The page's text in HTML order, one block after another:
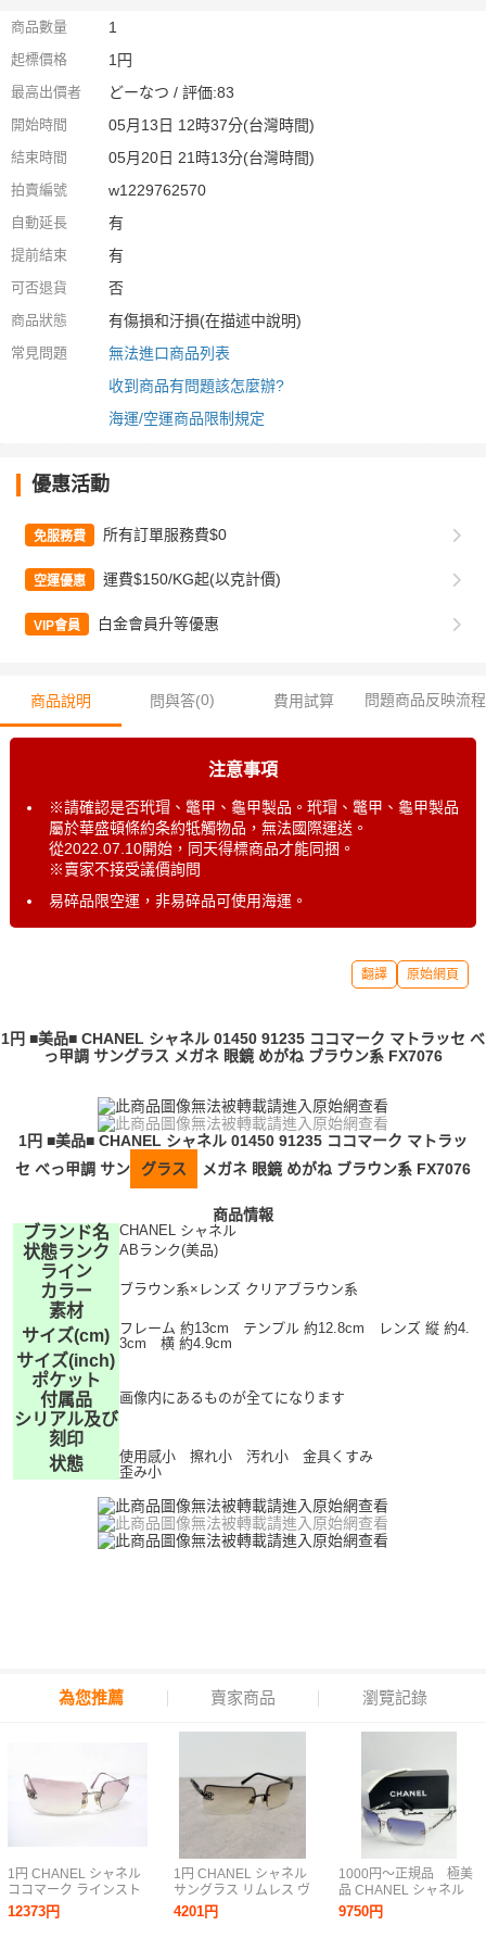
商品數量 1
起標價格 1円
最高出價者 どーなつ / 評価:83
開始時間 05月13日 12時37分(台灣時間)
結束時間 05月20日 21時13分(台灣時間)
拍賣編號 w1229762570
自動延長 有
提前結束 有
可否退貨 否
商品狀態 有傷損和汙損(在描述中說明)
常見問題
無法進口商品列表
收到商品有問題該怎麼辦?
海運/空運商品限制規定
優惠活動
免服務費 所有訂單服務費$0
空運優惠 運費$150/KG起(以克計價)
VIP會員 白金會員升等優惠
商品說明 問與答(0) 費用試算 問題商品反映流程
注意事項
※請確認是否玳瑁、鼈甲、龜甲製品。玳瑁、鼈甲、龜甲製品
屬於華盛頓條約条約牴觸物品，無法國際運送。
從2022.07.10開始，同天得標商品才能同捆。
※賣家不接受議價詢問
易碎品限空運，非易碎品可使用海運。
翻譯 原始網頁
1円 ■美品■ CHANEL シャネル 01450 91235 ココマーク マトラッセ べ
っ甲調 サングラス メガネ 眼鏡 めがね ブラウン系 FX7076
1円 ■美品■ CHANEL シャネル 01450 91235 ココマーク マトラッ
セ べっ甲調 サン
グラス メガネ 眼鏡 めがね ブラウン系 FX7076
商品情報
ブランド名 CHANEL シャネル
状態ランク ABランク(美品)
ライン
カラー
ブラウン系×レンズ クリアブラウン系
素材
サイズ(cm)
フレーム 約13cm テンプル 約12.8cm レンズ 縦 約4.
3cm 横 約4.9cm
サイズ(inch)
ポケット
付属品
画像内にあるものが全てになります
シリアル及び
刻印
状態
使用感小 擦れ小 汚れ小 金具くすみ
歪み小
為您推薦 賣家商品 瀏覽記錄
1円 CHANEL シャネル
ココマーク ラインスト
ーン サングラス メガネ
眼鏡 レディース シルバ
12373円
1円 CHANEL シャネル
サングラス リムレス ヴ
ィンテージ ラインスト
ーン 4104-B c.101/8G
4201円
1000円〜正規品 極美
品 CHANEL シャネル
ココマーク レザー
シルバーフレーム サン
9750円